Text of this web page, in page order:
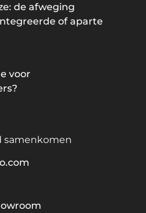
de afweging
of aparte
voor
samenkomen